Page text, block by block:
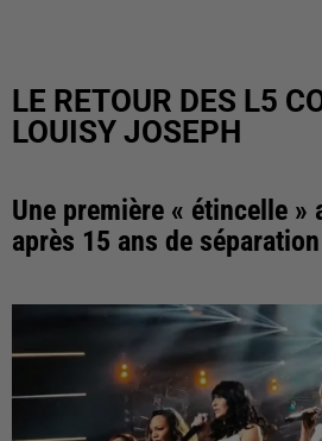
LE RETOUR DES L5
LOUISY JOSEPH
Une première « étincelle
après 15 ans de